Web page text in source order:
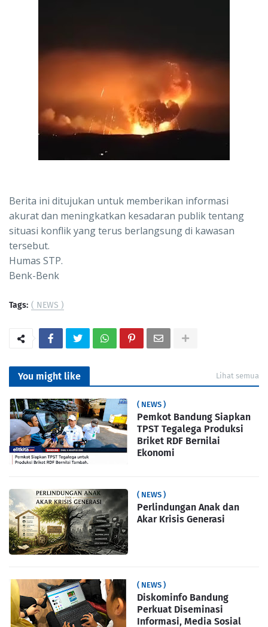
Berita ini ditujukan untuk memberikan informasi
akurat dan meningkatkan kesadaran publik tentang
situasi konflik yang terus berlangsung di kawasan
tersebut.
Humas STP.
Benk-Benk
Tags: ( NEWS )
You might like Lihat semua
( NEWS )
Pemkot Bandung Siapkan
TPST Tegalega Produksi
Briket RDF Bernilai
Ekonomi
( NEWS )
Perlindungan Anak dan
Akar Krisis Generasi
( NEWS )
Diskominfo Bandung
Perkuat Diseminasi
Informasi, Media Sosial